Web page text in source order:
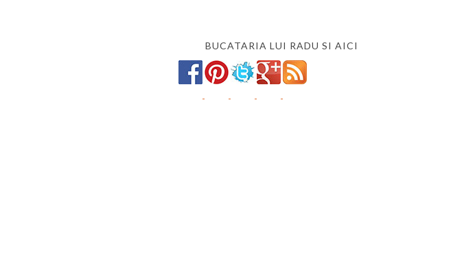
BUCATARIA LUI RADU SI AICI